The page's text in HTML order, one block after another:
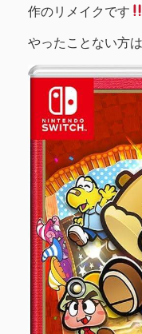
作のリメイクです
やったことない方